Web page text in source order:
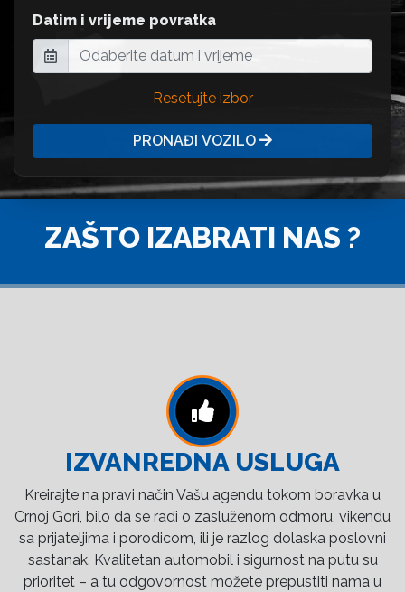
Datim i vrijeme povratka
Resetujte izbor
PRONAĐI VOZILO
ZAŠTO IZABRATI NAS ?
IZVANREDNA USLUGA
Kreirajte na pravi način Vašu agendu tokom boravka u
Crnoj Gori, bilo da se radi o zasluženom odmoru, vikendu
sa prijateljima i porodicom, ili je razlog dolaska poslovni
sastanak. Kvalitetan automobil i sigurnost na putu su
prioritet – a tu odgovornost možete prepustiti nama u